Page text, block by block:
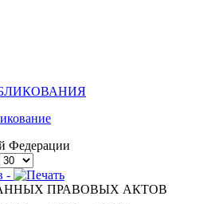
Федерации
-
ПРАВОВЫХ АКТОВ